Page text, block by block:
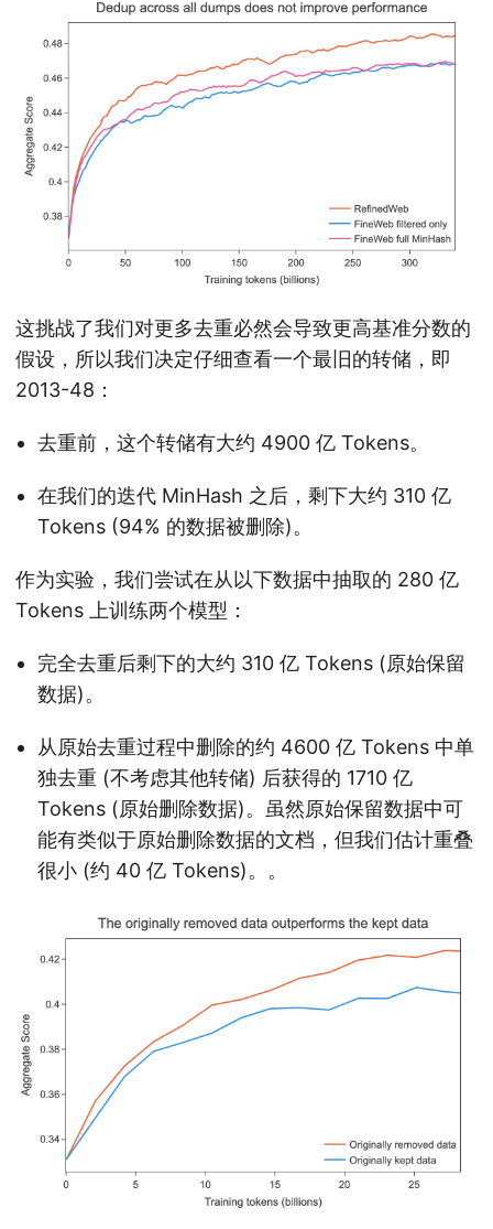
这挑战了我们对更多去重必然会导致更高基准分数的
假设，所以我们决定仔细查看一个最旧的转储，即
2013-48：
去重前，这个转储有大约 4900 亿 Tokens。
在我们的迭代 MinHash 之后，剩下大约 310 亿
Tokens (94% 的数据被删除)。
作为实验，我们尝试在从以下数据中抽取的 280 亿
Tokens 上训练两个模型：
完全去重后剩下的大约 310 亿 Tokens (原始保留
数据)。
从原始去重过程中删除的约 4600 亿 Tokens 中单
独去重 (不考虑其他转储) 后获得的 1710 亿
Tokens (原始删除数据)。 虽然原始保留数据中可
能有类似于原始删除数据的文档，但我们估计重叠
很小 (约 40 亿 Tokens)。 。